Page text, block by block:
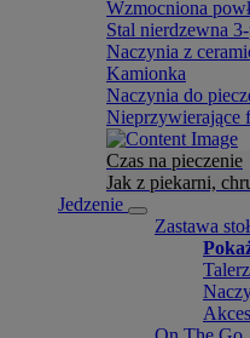
Wzmocniona
Stal nierdzewna
Naczynia z
Kamionka
Naczynia do
Nieprzywierające
Czas na pieczenie
Jak z piekarni,
Jedzenie
Zastawa